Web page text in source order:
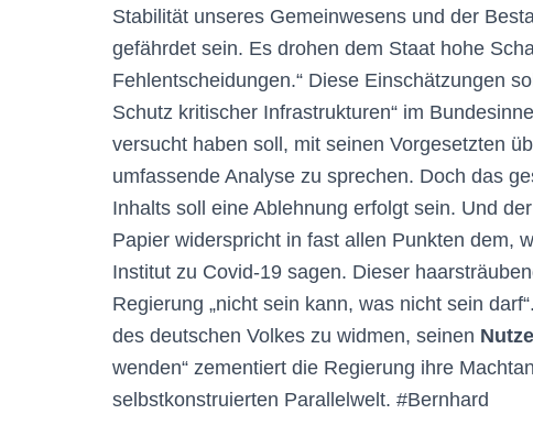
Stabilität unseres Gemeinwesens und der
gefährdet sein. Es drohen dem Staat hohe
Fehlentscheidungen.“ Diese Einschätzungen
Schutz kritischer Infrastrukturen“ im
versucht haben soll, mit seinen Vorgesetzten
umfassende Analyse zu sprechen. Doch das
Inhalts soll eine Ablehnung erfolgt sein. Und
Papier widerspricht in fast allen Punkten dem,
Institut zu Covid-19 sagen. Dieser
Regierung „nicht sein kann, was nicht sein
des deutschen Volkes zu widmen, seinen
wenden“ zementiert die Regierung ihre
selbstkonstruierten Parallelwelt. #Bernhard